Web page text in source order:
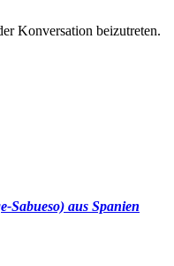
Konversation beizutreten.
Sabueso) aus Spanien